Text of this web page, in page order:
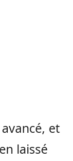
avancé, et
laissé